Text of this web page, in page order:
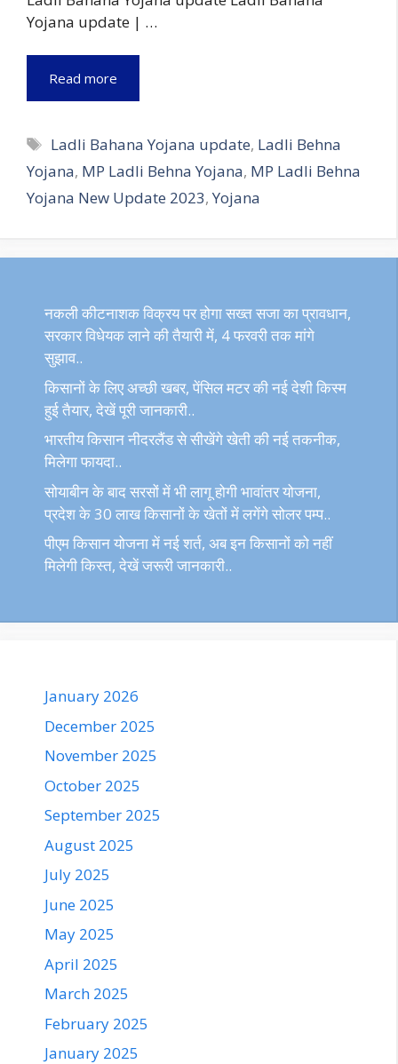
Yojana update | …
Read more
Tags
Ladli Bahana Yojana update, Ladli Behna
Yojana, MP Ladli Behna Yojana, MP Ladli Behna
Yojana New Update 2023, Yojana
नकली कीटनाशक विक्रय पर होगा सख्त सजा का प्रावधान,
सरकार विधेयक लाने की तैयारी में, 4 फरवरी तक मांगे
सुझाव..
किसानों के लिए अच्छी खबर, पेंसिल मटर की नई देशी किस्म
हुई तैयार, देखें पूरी जानकारी..
भारतीय किसान नीदरलैंड से सीखेंगे खेती की नई तकनीक,
मिलेगा फायदा..
सोयाबीन के बाद सरसों में भी लागू होगी भावांतर योजना,
प्रदेश के 30 लाख किसानों के खेतों में लगेंगे सोलर पम्प..
पीएम किसान योजना में नई शर्त, अब इन किसानों को नहीं
मिलेगी किस्त, देखें जरूरी जानकारी..
January 2026
December 2025
November 2025
October 2025
September 2025
August 2025
July 2025
June 2025
May 2025
April 2025
March 2025
February 2025
January 2025